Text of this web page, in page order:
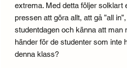
extrema. Med detta följer solklart
pressen att göra allt, att gå ”all
studentdagen och känna att man
händer för de studenter som inte
denna klass?